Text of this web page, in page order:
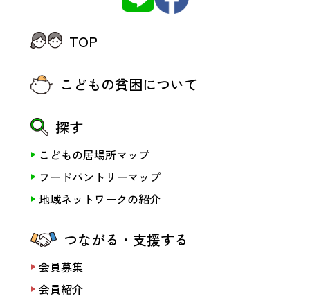
TOP
こどもの貧困について
探す
こどもの居場所マップ
フードパントリーマップ
地域ネットワークの紹介
つながる・支援する
会員募集
会員紹介